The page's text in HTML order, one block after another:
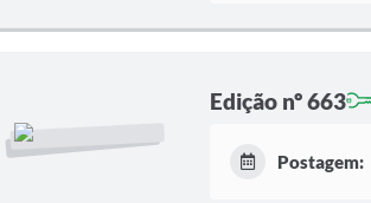
Edição nº 663
Postagem: